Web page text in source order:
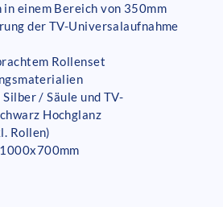
einem Bereich von 350mm
der TV-Universalaufnahme
Rollenset
/ Säule und TV-
Hochglanz
Rollen)